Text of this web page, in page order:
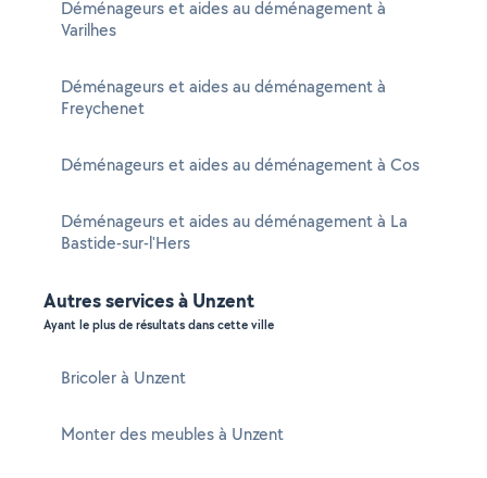
Déménageurs et aides au déménagement à
Varilhes
Déménageurs et aides au déménagement à
Freychenet
Déménageurs et aides au déménagement à Cos
Déménageurs et aides au déménagement à La
Bastide-sur-l'Hers
Autres services à Unzent
Ayant le plus de résultats dans cette ville
Bricoler à Unzent
Monter des meubles à Unzent